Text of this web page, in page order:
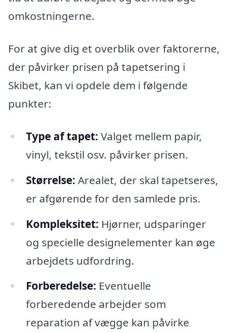
omkostningerne.
For at give dig et overblik over faktorerne,
der påvirker prisen på tapetsering i
Skibet, kan vi opdele dem i følgende
punkter:
Type af tapet: Valget mellem papir,
vinyl, tekstil osv. påvirker prisen.
Størrelse: Arealet, der skal tapetseres,
er afgørende for den samlede pris.
Kompleksitet: Hjørner, udsparinger
og specielle designelementer kan øge
arbejdets udfordring.
Forberedelse: Eventuelle
forberedende arbejder som
reparation af vægge kan påvirke